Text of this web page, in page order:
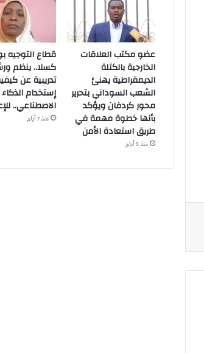
عضو مكتب العلاقات
الخارجية بالكتلة
الديمقراطية يهنئ
الشعب السوداني بتحرير
محور كردفان ويؤكد
بأنها خطوة مهمة في
طريق استعادة الأمن
منذ 5 أيام
قطاع التوجيه
كسلا.. ينظم
تدريبية عن
إستخدام الذكاء
الاصطناعي..
منذ 7 أيام